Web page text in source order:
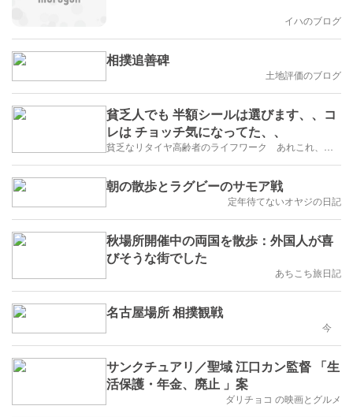
イハのブログ
相撲追善碑
土地評価のブログ
貧乏人でも 半額シールは選びます、、コ
レは チョッチ気になってた、、
貧乏なリタイヤ高齢者のライフワーク あれこれ、、、
朝の散歩とラグビーのサモア戦
定年待てないオヤジの日記
秋場所開催中の両国を散歩：外国人が喜
びそうな街でした
あちこち旅日記
名古屋場所 相撲観戦
今
サンクチュアリ／聖域 江口カン監督 「生
活保護・年金、廃止 」案
ダリチョコ の映画とグルメ